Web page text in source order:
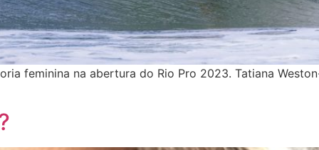
feminina na abertura do Rio Pro 2023. Tatiana